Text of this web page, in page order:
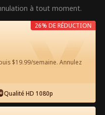
regarder.
maintenant
à tout moment.
$19.99/semaine. Annulez
Qualité HD 1080p
26% DE RÉDUCTION